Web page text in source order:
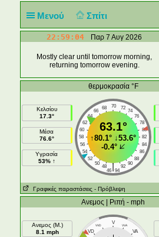
Μενού Σπίτι
22:59:05 Παρ 7 Αυγ 2026
Mostly clear until tomorrow morning,
returning tomorrow evening.
θερμοκρασία °F
Κελσίου
17.3°
Μέσα
76.6°
Υγρασία
53% ↑
70
68 72
66
74
64
76
62
78
60
80
58
82
56
84
54
86
52
88
50
90
48 92
|
46 94
63.1°
↑80.1° ↓53.6°
-0.4°
Γραφικές παραστάσεις - Πρόβλεψη
Ανεμος | Ριπή - mph
Ανεμος (Μ.)
8.1 mph
V
VVD VVA
VD VA